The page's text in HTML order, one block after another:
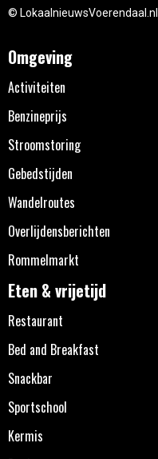
© LokaalnieuwsVoerendaal.nl
Omgeving
Activiteiten
Benzineprijs
Stroomstoring
Gebedstijden
Wandelroutes
Overlijdensberichten
Rommelmarkt
Eten & vrijetijd
Restaurant
Bed and Breakfast
Snackbar
Sportschool
Kermis